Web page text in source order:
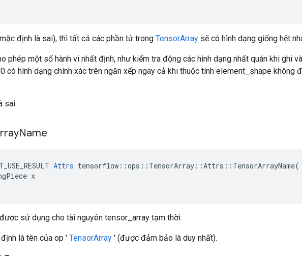
định là sai), thì tất cả các phần tử trong TensorArray sẽ có hình dạng giống hệt
phép một số hành vi nhất định, như kiểm tra động các hình dạng nhất quán khi ghi
có hình dạng chính xác trên ngăn xếp ngay cả khi thuộc tính element_shape không
sai
Name
Attrs tensorflow::ops::TensorArray::Attrs::TensorArrayName(
x
sử dụng cho tài nguyên tensor_array tạm thời.
là tên của op ' TensorArray ' (được đảm bảo là duy nhất).